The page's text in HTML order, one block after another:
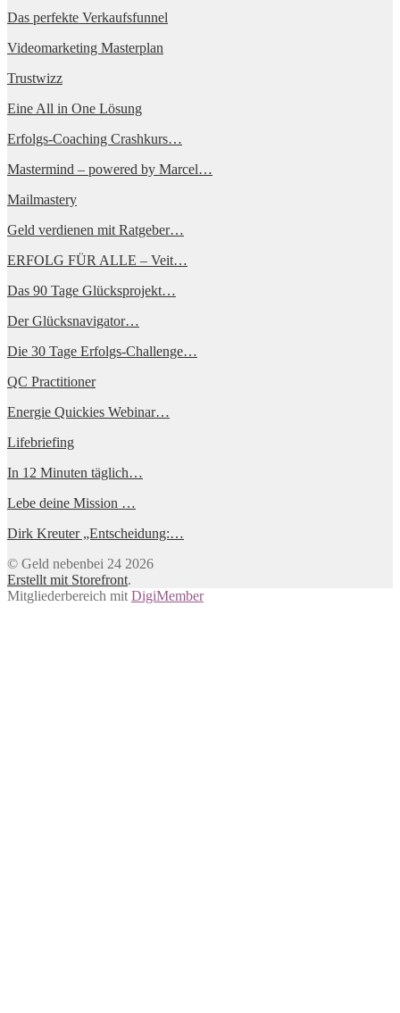
Das perfekte Verkaufsfunnel
Videomarketing Masterplan
Trustwizz
Eine All in One Lösung
Erfolgs-Coaching Crashkurs…
Mastermind – powered by Marcel…
Mailmastery
Geld verdienen mit Ratgeber…
ERFOLG FÜR ALLE – Veit…
Das 90 Tage Glücksprojekt…
Der Glücksnavigator…
Die 30 Tage Erfolgs-Challenge…
QC Practitioner
Energie Quickies Webinar…
Lifebriefing
In 12 Minuten täglich…
Lebe deine Mission …
Dirk Kreuter „Entscheidung:…
© Geld nebenbei 24 2026
Erstellt mit Storefront.
Mitgliederbereich mit DigiMember